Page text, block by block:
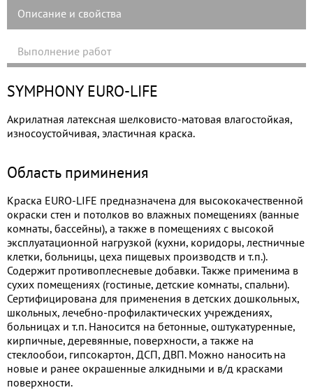
Описание и свойства
Выполнение работ
SYMPHONY EURO-LIFE
Акрилатная латексная шелковисто-матовая влагостойкая,
износоустойчивая, эластичная краска.
Область приминения
Краска EURO-LIFE предназначена для высококачественной
окраски стен и потолков во влажных помещениях (ванные
комнаты, бассейны), а также в помещениях с высокой
эксплуатационной нагрузкой (кухни, коридоры, лестничные
клетки, больницы, цеха пищевых производств и т.п.).
Содержит противоплесневые добавки. Также применима в
сухих помещениях (гостиные, детские комнаты, спальни).
Сертифицирована для применения в детских дошкольных,
школьных, лечебно-профилактических учреждениях,
больницах и т.п. Наносится на бетонные, оштукатуренные,
кирпичные, деревянные, поверхности, а также на
стеклообои, гипсокартон, ДСП, ДВП. Можно наносить на
новые и ранее окрашенные алкидными и в/д красками
поверхности.